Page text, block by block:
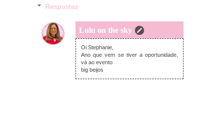
Respostas
Lulu on the sky
terça-feira, abril 19, 2016
Oi Stephanie,
Ano que vem se tiver a oportunidade,
vá ao evento
big beijos